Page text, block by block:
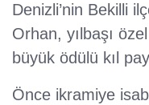
Denizli’nin Bekilli
Orhan, yılbaşı
büyük ödülü kıl
Önce ikramiye